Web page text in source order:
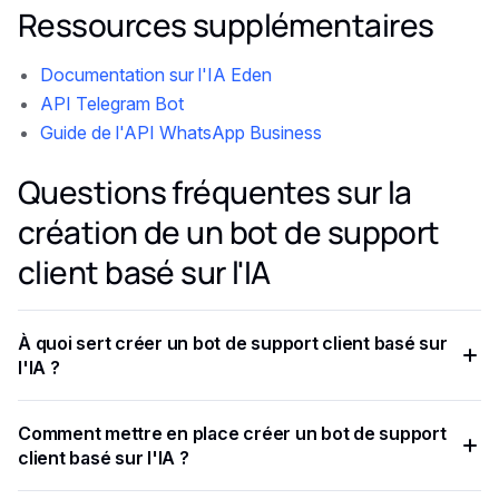
Ressources supplémentaires
Documentation sur l'IA Eden
API Telegram Bot
Guide de l'API WhatsApp Business
Questions fréquentes sur la
création de un bot de support
client basé sur l'IA
À quoi sert créer un bot de support client basé sur
l'IA ?
évolué et les chatbots alimentés par l'IA proposent
désormais une assistance personnalisée et basée sur les
Comment mettre en place créer un bot de support
client basé sur l'IA ?